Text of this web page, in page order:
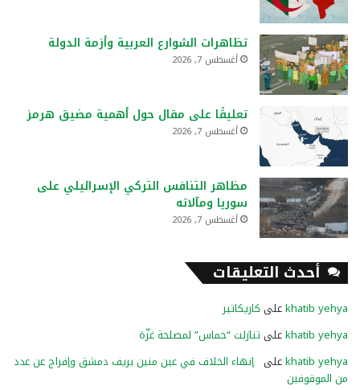
تظاهرات الشوارع العربية وأزمة الدولة
أغسطس 7, 2026
تعليقًا على مقال حول أهمية مضيق هرمز
أغسطس 7, 2026
مظاهر التنافس التركي الإسرائيلي على
سوريا ومآلاته
أغسطس 7, 2026
أحدث التعليقات
khatib yehyaعلى كاريكاتير
khatib yehyaعلى تنازلت “حماس” لمصلحة غزّة
khatib yehyaعلى إنهاء الخلاف في عين منين بريف دمشق وإفراج عن عدد
من الموقوفين